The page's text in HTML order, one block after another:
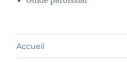
Accueil